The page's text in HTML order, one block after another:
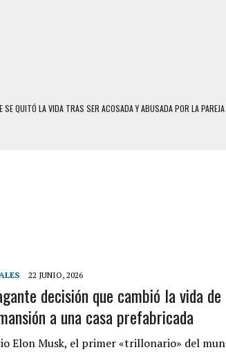
SE QUITÓ LA VIDA TRAS SER ACOSADA Y ABUSADA POR LA
HOMBRE Y SU FAMILIA TRAS LOS TERREMOTOS: CAYERON DESDE
HERIDAS A SU PRIMA Y A OTRO FAMILIAR EN BOLÍVAR
DÍA EN SECTORES VECINOS
BONITAS’ 42 DÍAS DESPUÉS DE LOS TERREMOTOS EN LA
HALLARON EL CUERPO DENTRO DE SU CASA
22 JUNIO, 2026
decisión que cambió la vida de
a una casa prefabricada
Elon Musk, el primer «trillonario» del